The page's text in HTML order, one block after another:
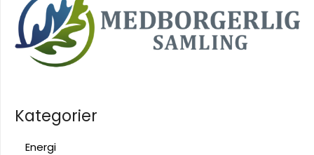
Kategorier
Energi